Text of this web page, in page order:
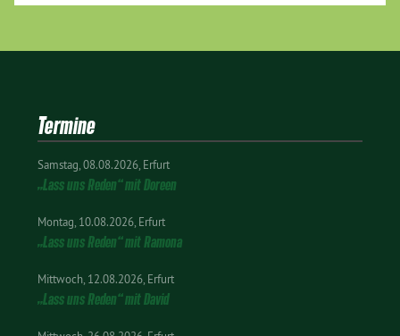
Termine
Samstag 08.08.2026 Erfurt
„Lass uns Reden“ mit Doreen
Montag 10.08.2026 Erfurt
„Lass uns Reden“ mit Ramona
Mittwoch 12.08.2026 Erfurt
„Lass uns Reden“ mit David